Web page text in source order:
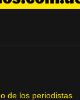
de los periodistas